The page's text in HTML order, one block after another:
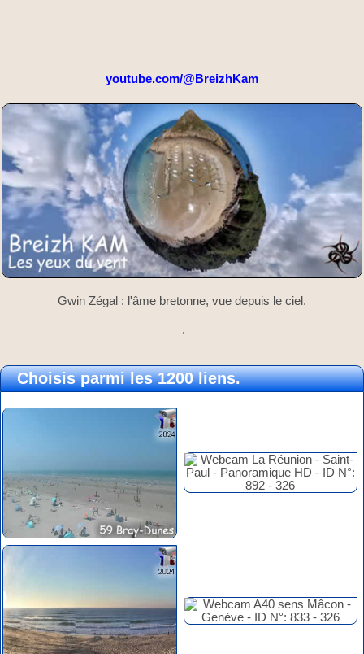
youtube.com/@BreizhKam
Gwin Zégal : l'âme bretonne, vue depuis le ciel.
.
Choisis parmi les 1200 liens.